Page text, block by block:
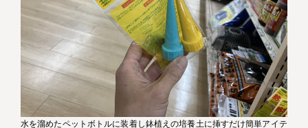
水を溜めたペットボトルに装着し鉢植えの培養土に挿すだけ簡単アイテ